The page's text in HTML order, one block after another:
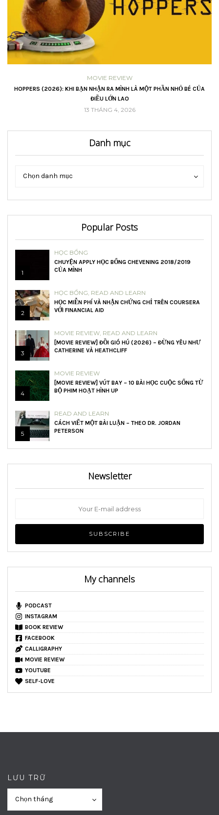
MOVIE REVIEW
HOPPERS (2026): KHI BẠN NHẬN RA MÌNH LÀ MỘT PHẦN NHỎ BÉ CỦA
ĐIỀU LỚN LAO
13 THÁNG 4, 2026
Danh mục
Chọn danh mục
Danh
Popular Posts
1
HỌC BỔNG
CHUYỆN APPLY HỌC BỔNG CHEVENING 2018/2019
CỦA MÌNH
2
HỌC BỔNG, READ AND LEARN
HỌC MIỄN PHÍ VÀ NHẬN CHỨNG CHỈ TRÊN COURSERA
VỚI FINANCIAL AID
3
MOVIE REVIEW, READ AND LEARN
[MOVIE REVIEW] ĐỒI GIÓ HÚ (2026) – ĐỪNG YÊU NHƯ
CATHERINE VÀ HEATHCLIFF
4
MOVIE REVIEW
[MOVIE REVIEW] VÚT BAY – 10 BÀI HỌC CUỘC SỐNG TỪ
BỘ PHIM HOẠT HÌNH UP
5
READ AND LEARN
CÁCH VIẾT MỘT BÀI LUẬN – THEO DR. JORDAN
PETERSON
Newsletter
My channels
PODCAST
INSTAGRAM
BOOK REVIEW
FACEBOOK
CALLIGRAPHY
MOVIE REVIEW
YOUTUBE
SELF-LOVE
LƯU TRỮ
Chọn tháng